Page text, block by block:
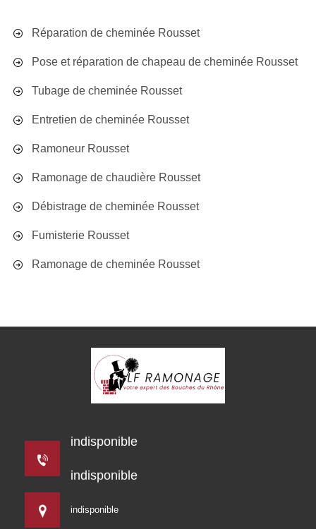
Réparation de cheminée Rousset
Pose et réparation de chapeau de cheminée Rousset
Tubage de cheminée Rousset
Entretien de cheminée Rousset
Ramoneur Rousset
Ramonage de chaudière Rousset
Débistrage de cheminée Rousset
Fumisterie Rousset
Ramonage de cheminée Rousset
indisponible
indisponible
indisponible